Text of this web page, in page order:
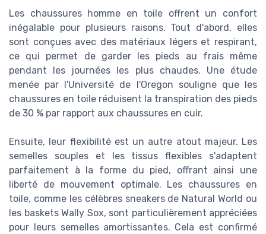
Les chaussures homme en toile offrent un confort
inégalable pour plusieurs raisons. Tout d'abord, elles
sont conçues avec des matériaux légers et respirant,
ce qui permet de garder les pieds au frais même
pendant les journées les plus chaudes. Une étude
menée par l'Université de l'Oregon souligne que les
chaussures en toile réduisent la transpiration des pieds
de 30 % par rapport aux chaussures en cuir.
Ensuite, leur flexibilité est un autre atout majeur. Les
semelles souples et les tissus flexibles s'adaptent
parfaitement à la forme du pied, offrant ainsi une
liberté de mouvement optimale. Les chaussures en
toile, comme les célèbres sneakers de Natural World ou
les baskets Wally Sox, sont particulièrement appréciées
pour leurs semelles amortissantes. Cela est confirmé